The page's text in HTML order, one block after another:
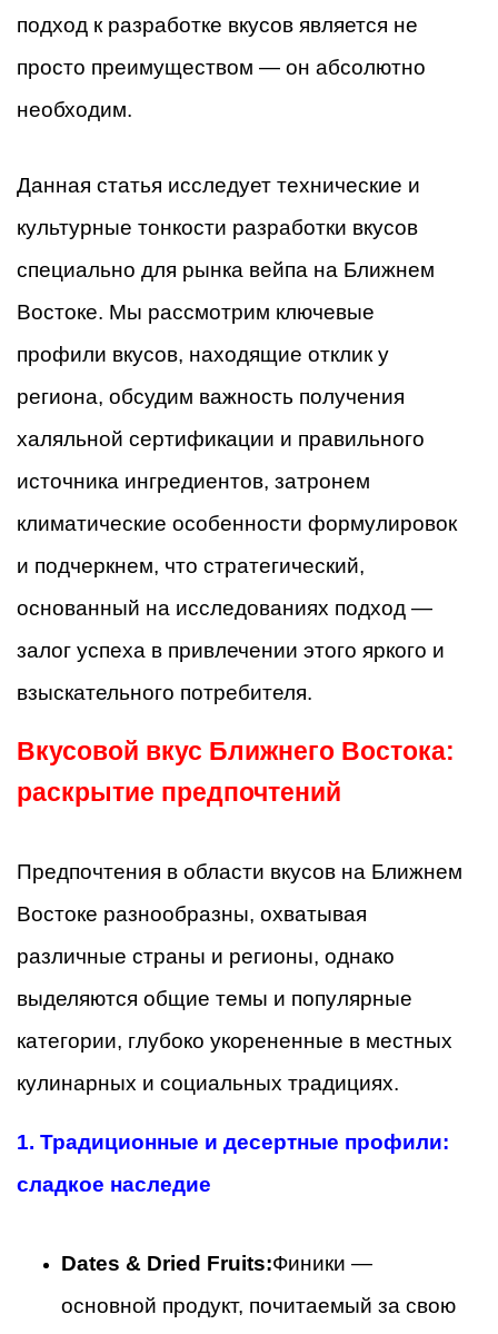
подход к разработке вкусов является не
просто преимуществом — он абсолютно
необходим.
Данная статья исследует технические и
культурные тонкости разработки вкусов
специально для рынка вейпа на Ближнем
Востоке. Мы рассмотрим ключевые
профили вкусов, находящие отклик у
региона, обсудим важность получения
халяльной сертификации и правильного
источника ингредиентов, затронем
климатические особенности формулировок
и подчеркнем, что стратегический,
основанный на исследованиях подход —
залог успеха в привлечении этого яркого и
взыскательного потребителя.
Вкусовой вкус Ближнего Востока:
раскрытие предпочтений
Предпочтения в области вкусов на Ближнем
Востоке разнообразны, охватывая
различные страны и регионы, однако
выделяются общие темы и популярные
категории, глубоко укорененные в местных
кулинарных и социальных традициях.
1. Традиционные и десертные профили:
сладкое наследие
Dates & Dried Fruits:Финики —
основной продукт, почитаемый за свою